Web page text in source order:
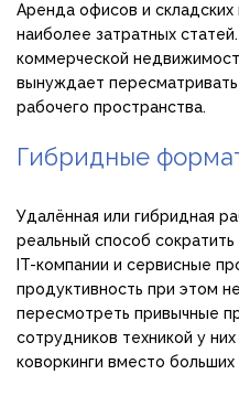
Аренда офисов и
наиболее затратных
коммерческой
вынуждает
рабочего пространства.
Гибридные
Удалённая или гибридная
реальный способ
IT-компании и сервисные
продуктивность при этом
пересмотреть привычные
сотрудников техникой у
коворкинги вместо